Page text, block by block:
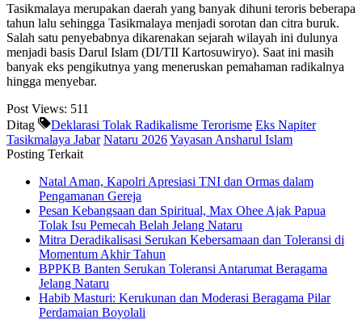
Tasikmalaya merupakan daerah yang banyak dihuni teroris beberapa
tahun lalu sehingga Tasikmalaya menjadi sorotan dan citra buruk.
Salah satu penyebabnya dikarenakan sejarah wilayah ini dulunya
menjadi basis Darul Islam (DI/TII Kartosuwiryo). Saat ini masih
banyak eks pengikutnya yang meneruskan pemahaman radikalnya
hingga menyebar.
Post Views: 511
Ditag
Deklarasi Tolak Radikalisme Terorisme Eks Napiter
Tasikmalaya Jabar Nataru 2026Yayasan Ansharul Islam
Posting Terkait
Natal Aman, Kapolri Apresiasi TNI dan Ormas dalam
Pengamanan Gereja
Pesan Kebangsaan dan Spiritual, Max Ohee Ajak Papua
Tolak Isu Pemecah Belah Jelang Nataru
Mitra Deradikalisasi Serukan Kebersamaan dan Toleransi di
Momentum Akhir Tahun
BPPKB Banten Serukan Toleransi Antarumat Beragama
Jelang Nataru
Habib Masturi: Kerukunan dan Moderasi Beragama Pilar
Perdamaian Boyolali